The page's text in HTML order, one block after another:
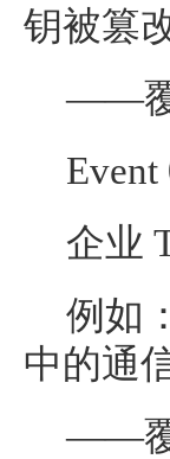
钥被篡
——覆
Event
企业
例如
中的通
——覆